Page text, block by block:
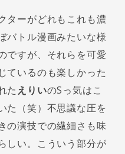
ターがどれもこれも濃
バトル漫画みたいな様
ですが、それらを可愛
ているのも楽しかった
た えりいのSっ気はこ
た（笑）不思議な圧を
の演技での繊細さも味
しい。こういう部分が